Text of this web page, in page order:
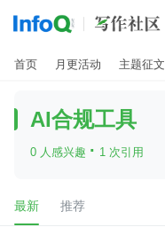
首页 月更活动 主题征文
AI合规工具
0 人感兴趣 · 1 次引用
最新 推荐